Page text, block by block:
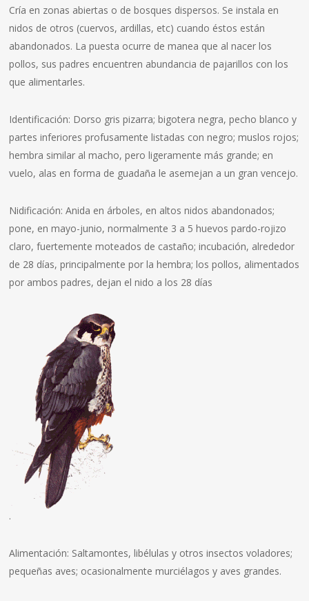
Cría en zonas abiertas o de bosques dispersos. Se instala en
nidos de otros (cuervos, ardillas, etc) cuando éstos están
abandonados. La puesta ocurre de manea que al nacer los
pollos, sus padres encuentren abundancia de pajarillos con los
que alimentarles.
Identificación: Dorso gris pizarra; bigotera negra, pecho blanco y
partes inferiores profusamente listadas con negro; muslos rojos;
hembra similar al macho, pero ligeramente más grande; en
vuelo, alas en forma de guadaña le asemejan a un gran vencejo.
Nidificación: Anida en árboles, en altos nidos abandonados;
pone, en mayo-junio, normalmente 3 a 5 huevos pardo-rojizo
claro, fuertemente moteados de castaño; incubación, alrededor
de 28 días, principalmente por la hembra; los pollos, alimentados
por ambos padres, dejan el nido a los 28 días
.
Alimentación: Saltamontes, libélulas y otros insectos voladores;
pequeñas aves; ocasionalmente murciélagos y aves grandes.